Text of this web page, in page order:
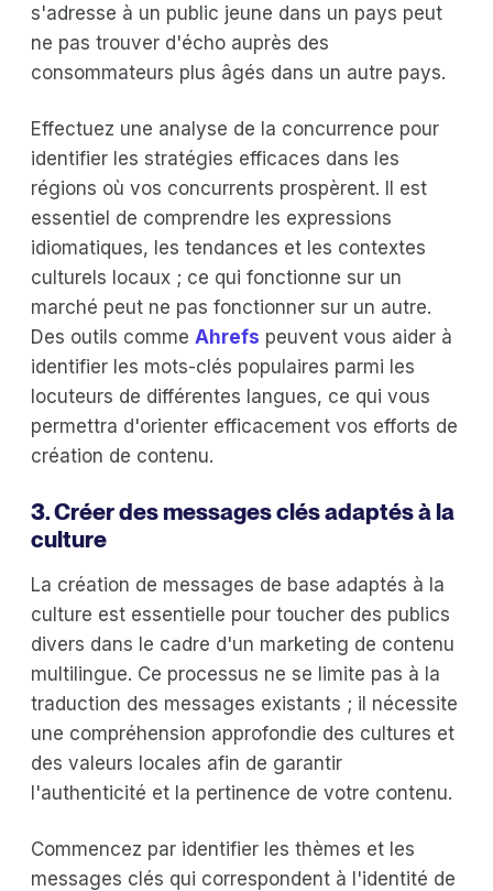
s'adresse à un public jeune dans un pays peut
ne pas trouver d'écho auprès des
consommateurs plus âgés dans un autre pays.
Effectuez une analyse de la concurrence pour
identifier les stratégies efficaces dans les
régions où vos concurrents prospèrent. Il est
essentiel de comprendre les expressions
idiomatiques, les tendances et les contextes
culturels locaux ; ce qui fonctionne sur un
marché peut ne pas fonctionner sur un autre.
Des outils comme Ahrefs peuvent vous aider à
identifier les mots-clés populaires parmi les
locuteurs de différentes langues, ce qui vous
permettra d'orienter efficacement vos efforts de
création de contenu.
3. Créer des messages clés adaptés à la
culture
La création de messages de base adaptés à la
culture est essentielle pour toucher des publics
divers dans le cadre d'un marketing de contenu
multilingue. Ce processus ne se limite pas à la
traduction des messages existants ; il nécessite
une compréhension approfondie des cultures et
des valeurs locales afin de garantir
l'authenticité et la pertinence de votre contenu.
Commencez par identifier les thèmes et les
messages clés qui correspondent à l'identité de